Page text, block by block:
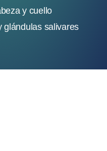
y cuello
glándulas salivares